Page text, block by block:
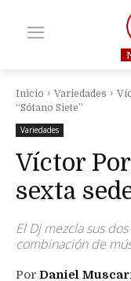
Inicio Variedades
“Sótano Siete”
Variedades
Víctor
sexta
El Dj mezcla sus
combinación de
Por Daniel